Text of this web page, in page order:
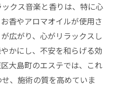
クス音楽と香りは、特に心
香やアロマオイルが使用さ
広がり、心がリラックスし
かにし、不安を和らげる効
大島町のエステでは、これ
、施術の質を高めていま